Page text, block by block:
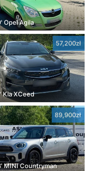
Opel Agila
57,200zł
Kia XCeed
89,900zł
MINI Countryman